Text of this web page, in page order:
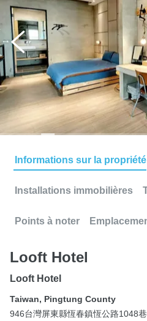
Informations sur la propriété
Installations immobilières
Points à noter
Looft Hotel
Looft Hotel
Taiwan, Pingtung County
946台灣屏東縣恆春鎮恆公路1048